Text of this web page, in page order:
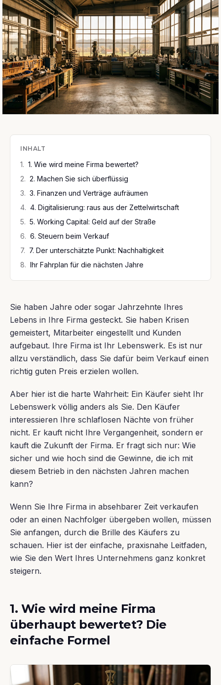
INHALT
1. 1. Wie wird meine Firma bewertet?
2. 2. Machen Sie sich überflüssig
3. 3. Finanzen und Verträge aufräumen
4. 4. Digitalisierung: raus aus der Zettelwirtschaft
5. 5. Working Capital: Geld auf der Straße
6. 6. Steuern beim Verkauf
7. 7. Der unterschätzte Punkt: Nachhaltigkeit
8. Ihr Fahrplan für die nächsten Jahre
Sie haben Jahre oder sogar Jahrzehnte Ihres
Lebens in Ihre Firma gesteckt. Sie haben Krisen
gemeistert, Mitarbeiter eingestellt und Kunden
aufgebaut. Ihre Firma ist Ihr Lebenswerk. Es ist nur
allzu verständlich, dass Sie dafür beim Verkauf einen
richtig guten Preis erzielen wollen.
Aber hier ist die harte Wahrheit: Ein Käufer sieht Ihr
Lebenswerk völlig anders als Sie. Den Käufer
interessieren Ihre schlaflosen Nächte von früher
nicht. Er kauft nicht Ihre Vergangenheit, sondern er
kauft die Zukunft der Firma. Er fragt sich nur: Wie
sicher und wie hoch sind die Gewinne, die ich mit
diesem Betrieb in den nächsten Jahren machen
kann?
Wenn Sie Ihre Firma in absehbarer Zeit verkaufen
oder an einen Nachfolger übergeben wollen, müssen
Sie anfangen, durch die Brille des Käufers zu
schauen. Hier ist der einfache, praxisnahe Leitfaden,
wie Sie den Wert Ihres Unternehmens ganz konkret
steigern.
1. Wie wird meine Firma
überhaupt bewertet? Die
einfache Formel